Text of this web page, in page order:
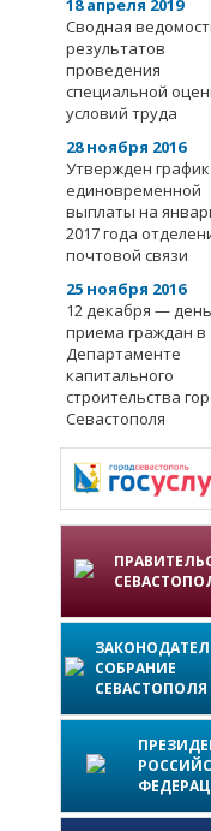
18 апреля 2019
Сводная
результатов
проведения
специальной
условий труда
28 ноября 2016
Утвержден график
единовременной
выплаты на
2017 года
почтовой связи
25 ноября 2016
12 декабря — день
приема граждан в
Департаменте
капитального
строительства
Севастополя
СОБРАНИЕ
СЕВАСТОПОЛЯ